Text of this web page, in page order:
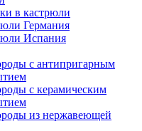
в кастрюли
Германия
Испания
с антипригарным
с керамическим
из нержавеющей